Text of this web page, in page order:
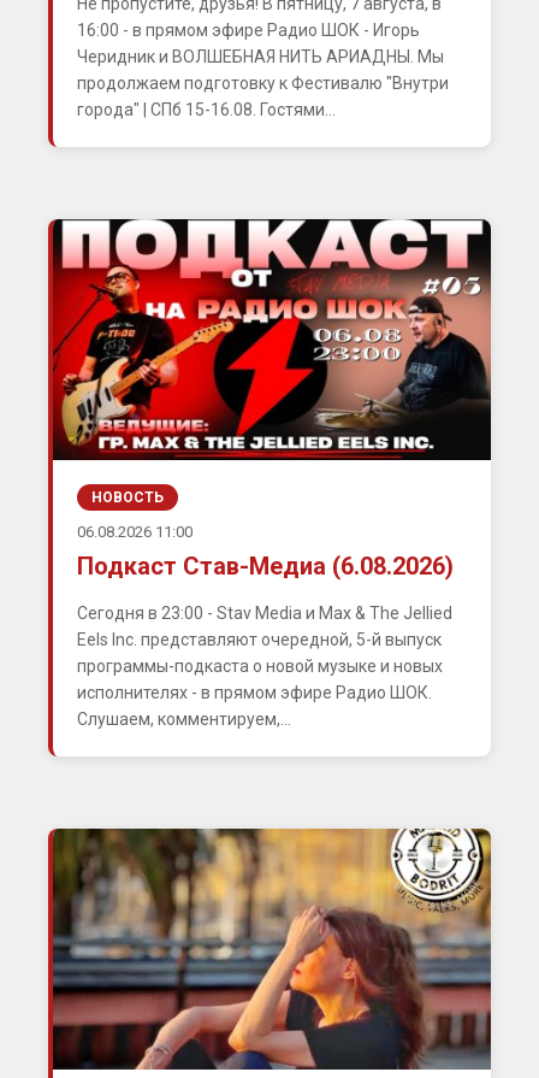
16:00 - в прямом эфире Радио ШОК - Игорь
Черидник и ВОЛШЕБНАЯ НИТЬ АРИАДНЫ. Мы
продолжаем подготовку к Фестивалю "Внутри
города" | СПб 15-16.08. Гостями...
НОВОСТЬ
06.08.2026 11:00
Подкаст Став-Медиа (6.08.2026)
Сегодня в 23:00 - Stav Media и Max & The Jellied
Eels Inc. представляют очередной, 5-й выпуск
программы-подкаста о новой музыке и новых
исполнителях - в прямом эфире Радио ШОК.
Слушаем, комментируем,...